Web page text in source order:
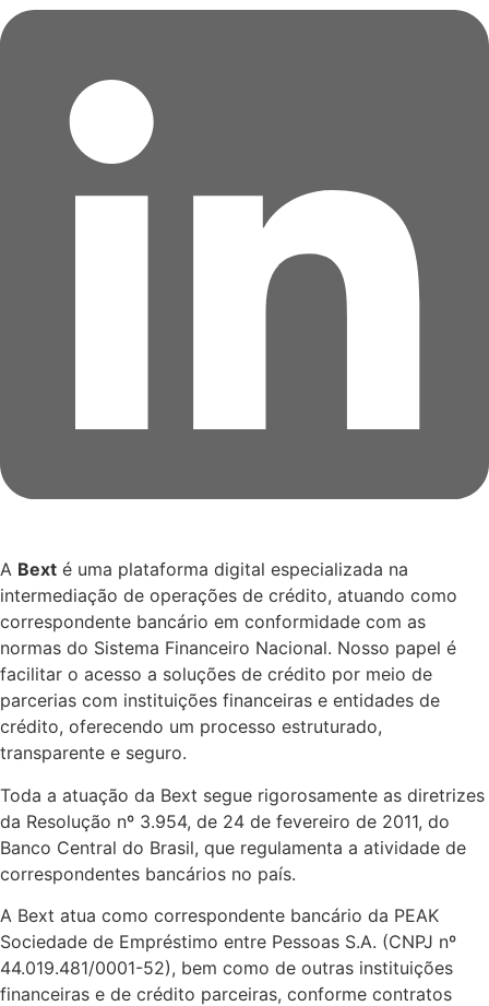
A Bext é uma plataforma digital especializada na
intermediação de operações de crédito, atuando como
correspondente bancário em conformidade com as
normas do Sistema Financeiro Nacional. Nosso papel é
facilitar o acesso a soluções de crédito por meio de
parcerias com instituições financeiras e entidades de
crédito, oferecendo um processo estruturado,
transparente e seguro.
Toda a atuação da Bext segue rigorosamente as diretrizes
da Resolução nº 3.954, de 24 de fevereiro de 2011, do
Banco Central do Brasil, que regulamenta a atividade de
correspondentes bancários no país.
A Bext atua como correspondente bancário da PEAK
Sociedade de Empréstimo entre Pessoas S.A. (CNPJ nº
44.019.481/0001-52), bem como de outras instituições
financeiras e de crédito parceiras, conforme contratos